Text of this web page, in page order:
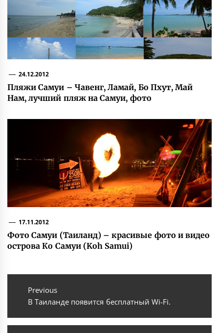
24.12.2012
Пляжи Самуи – Чавенг, Ламай, Бо Пхут, Май
Нам, лучший пляж на Самуи, фото
17.11.2012
Фото Самуи (Таиланд) – красивые фото и видео
острова Ко Самуи (Koh Samui)
Навигация
записям
Previous
Previous
В Таиланде появится бесплатный Wi-Fi.